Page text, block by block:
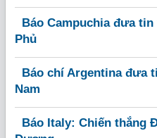
Báo Campuchia đưa
Phủ
Báo chí Argentina đưa
Nam
Báo Italy: Chiến thắng